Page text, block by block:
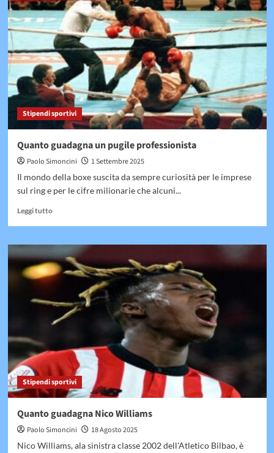
Alvaro
Morata
Stipendi sportivi
Quanto guadagna un pugile professionista
Paolo Simoncini
1 Settembre 2025
Il mondo della boxe suscita da sempre curiosità per le imprese
sul ring e per le cifre milionarie che alcuni...
Leggi tuttoLeggi
su
Quanto
guadagna
un
professionista
Stipendi sportivi
Quanto guadagna Nico Williams
Paolo Simoncini
18 Agosto 2025
Nico Williams, ala sinistra classe 2002 dell'Atletico Bilbao, è